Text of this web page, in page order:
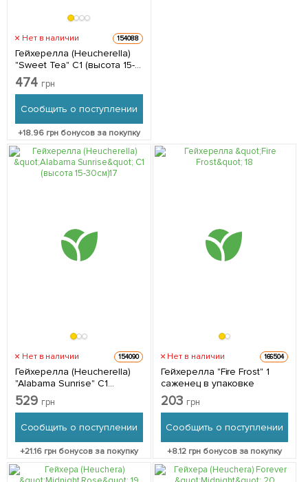
Нет в наличии 154088
Гейхерелла (Heucherella)
"Sweet Tea" С1 (высота 15-
30см) 1 саженец в
упаковке
474 грн
Сообщить о поступлении
+18.96грн бонусов за покупку
Нет в наличии 154090
Гейхерелла (Heucherella)
"Alabama Sunrise" С1
(высота 15-30см) 1 саженец
в упаковке
529 грн
Сообщить о поступлении
+21.16грн бонусов за покупку
Нет в наличии 166504
Гейхерелла "Fire Frost" 1
саженец в упаковке
203 грн
Сообщить о поступлении
+8.12грн бонусов за покупку